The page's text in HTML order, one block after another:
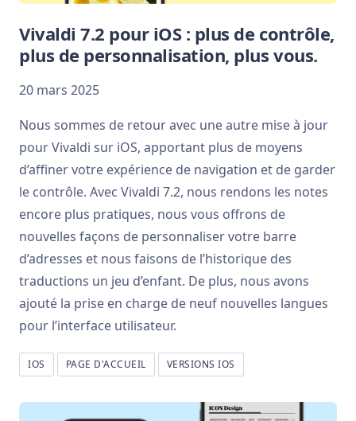
Vivaldi 7.2 pour iOS : plus de contrôle,
plus de personnalisation, plus vous.
20 mars 2025
Nous sommes de retour avec une autre mise à jour
pour Vivaldi sur iOS, apportant plus de moyens
d’affiner votre expérience de navigation et de garder
le contrôle. Avec Vivaldi 7.2, nous rendons les notes
encore plus pratiques, nous vous offrons de
nouvelles façons de personnaliser votre barre
d’adresses et nous faisons de l’historique des
traductions un jeu d’enfant. De plus, nous avons
ajouté la prise en charge de neuf nouvelles langues
pour l’interface utilisateur.
IOS PAGE D'ACCUEIL VERSIONS IOS